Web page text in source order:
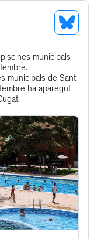
See
Profile
municipals
municipals de Sant
ha aparegut